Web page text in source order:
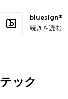
bluesign®
続きを読む
テック